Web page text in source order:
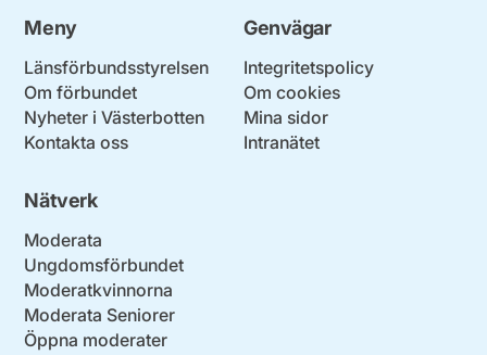
Meny
Länsförbundsstyrelsen
Om förbundet
Nyheter i Västerbotten
Kontakta oss
Genvägar
Integritetspolicy
Om cookies
Mina sidor
Intranätet
Nätverk
Moderata
Ungdomsförbundet
Moderatkvinnorna
Moderata Seniorer
Öppna moderater